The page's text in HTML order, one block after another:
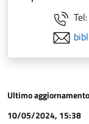
Tel:
Ultimo aggiornamento
10/05/2024, 15:38